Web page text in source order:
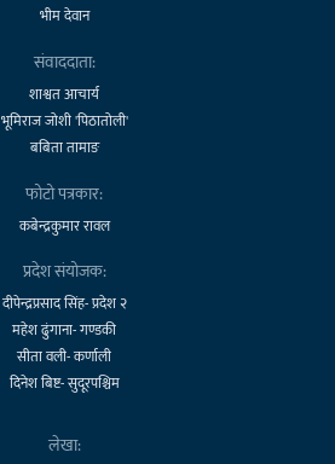
भीम देवान
संवाददाता:
शाश्वत आचार्य
भूमिराज जोशी 'पिठातोली'
बबिता तामाङ
फोटो पत्रकार:
कबेन्द्रकुमार रावल
प्रदेश संयोजक:
दीपेन्द्रप्रसाद सिंह- प्रदेश २
महेश ढुंगाना- गण्डकी
सीता वली- कर्णाली
दिनेश बिष्ट- सुदूरपश्चिम
लेखा: